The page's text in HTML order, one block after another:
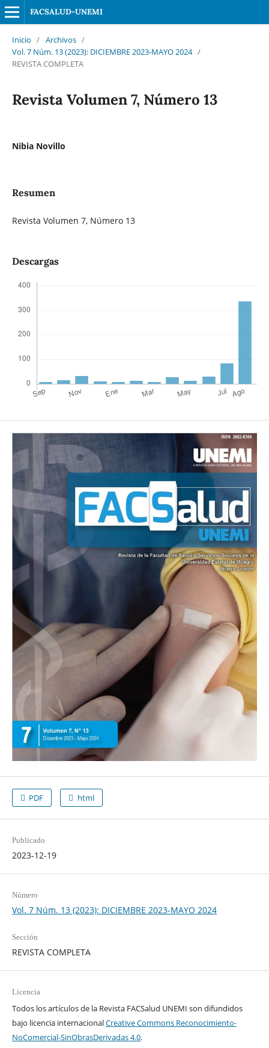
FACSALUD-UNEMI
Inicio / Archivos /
Vol. 7 Núm. 13 (2023): DICIEMBRE 2023-MAYO 2024 /
REVISTA COMPLETA
Revista Volumen 7, Número 13
Nibia Novillo
Resumen
Revista Volumen 7, Número 13
Descargas
PDF html
Publicado
2023-12-19
Número
Vol. 7 Núm. 13 (2023): DICIEMBRE 2023-MAYO 2024
Sección
REVISTA COMPLETA
Licencia
Todos los artículos de la Revista FACSalud UNEMI son difundidos
bajo licencia internacionalCreative Commons Reconocimiento-
NoComercial-SinObrasDerivadas 4.0.